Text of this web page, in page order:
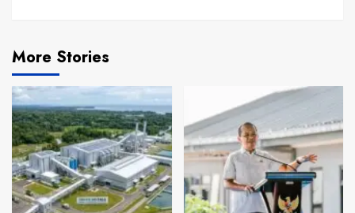
More Stories